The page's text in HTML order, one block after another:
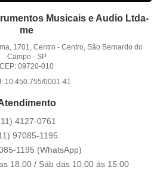
Musicais e Audio Ltda-
me
1701, Centro -Centro, São Bernardo do
Campo - SP
CEP: 09720-010
10.450.755/0001-41
4127-0761
97085-1195
1195 (WhatsApp)
18:00 / Sáb das 10:00 ás 15:00